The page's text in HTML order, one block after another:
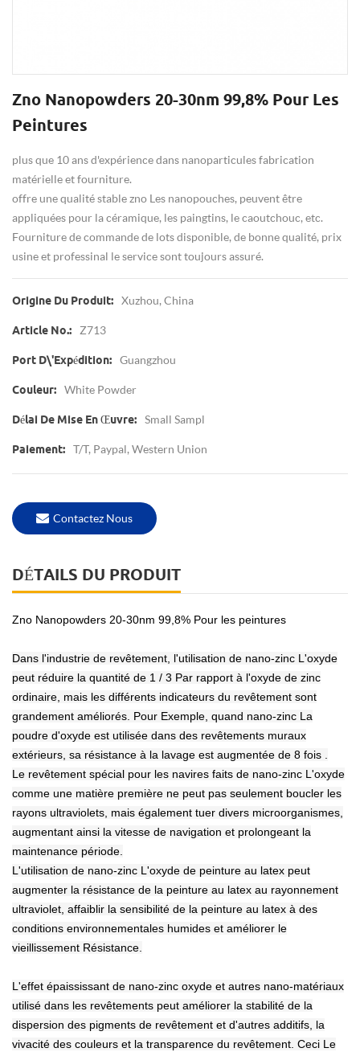
Zno Nanopowders 20-30nm 99,8% Pour Les
Peintures
plus que 10 ans d'expérience dans nanoparticules fabrication
matérielle et fourniture.
offre une qualité stable zno Les nanopouches, peuvent être
appliquées pour la céramique, les paingtins, le caoutchouc, etc.
Fourniture de commande de lots disponible, de bonne qualité, prix
usine et professinal le service sont toujours assuré.
Origine Du Produit: Xuzhou, China
Article No.: Z713
Port D\'expédition: Guangzhou
Couleur: White Powder
Délai De Mise En Œuvre: Small Sampl
Paiement: T/T, Paypal, Western Union
Contactez Nous
DÉTAILS DU PRODUIT
Zno Nanopowders 20-30nm 99,8% Pour les peintures
Dans l'industrie de revêtement, l'utilisation de nano-zinc L'oxyde
peut réduire la quantité de 1 / 3 Par rapport à l'oxyde de zinc
ordinaire, mais les différents indicateurs du revêtement sont
grandement améliorés. Pour Exemple, quand nano-zinc La
poudre d'oxyde est utilisée dans des revêtements muraux
extérieurs, sa résistance à la lavage est augmentée de 8 fois .
Le revêtement spécial pour les navires faits de nano-zinc L'oxyde
comme une matière première ne peut pas seulement boucler les
rayons ultraviolets, mais également tuer divers microorganismes,
augmentant ainsi la vitesse de navigation et prolongeant la
maintenance période.
L'utilisation de nano-zinc L'oxyde de peinture au latex peut
augmenter la résistance de la peinture au latex au rayonnement
ultraviolet, affaiblir la sensibilité de la peinture au latex à des
conditions environnementales humides et améliorer le
vieillissement Résistance.
L'effet épaississant de nano-zinc oxyde et autres nano-matériaux
utilisé dans les revêtements peut améliorer la stabilité de la
dispersion des pigments de revêtement et d'autres additifs, la
vivacité des couleurs et la transparence du revêtement. Ceci Le